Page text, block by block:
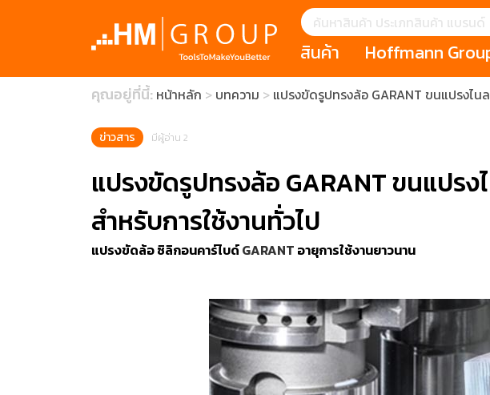
สินค้า
แนะนำ
มีดคัตเตอร์นิรภัย (safety cutter)
สิน
สินค้าแนะนำประเภทไขควง
(Tools Height)
ประเภท
1 Mono machining / เครื่องมือใช้
งานกับเครื่องจักรและเครื่องCNC
2
เ
เ
Hoffmann
HOFFMANN GROUP STORY HOLEX
บทความ เหตุการณ์
คุณอยู่ที่นี้: หน้าหลัก บทความ แปรงขัดรูปทรงล้อ GARANT ขนแปรงไน
ข่าวสาร มีผู้อ่าน 2
แปรงขัดรูปทรงล้อ GARANT ขนแปร
สำหรับการใช้งานทั่วไป
แปรงขัดล้อ ซิลิกอนคาร์ไบด์GARANT อายุการใช้งานยาวนาน